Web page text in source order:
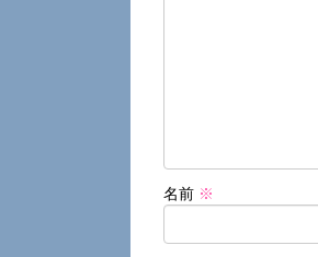
名前 ※